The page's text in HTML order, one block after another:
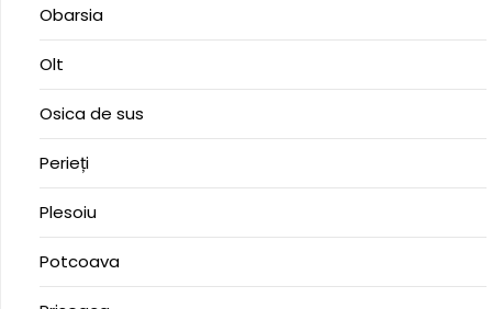
Obarsia
Olt
Osica de sus
Perieți
Plesoiu
Potcoava